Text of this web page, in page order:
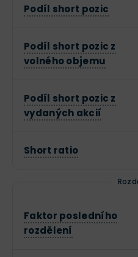
Podíl short pozic
Podíl short pozic z
volného objemu
Podíl short pozic z
vydaných akcií
Short ratio
Faktor posledního
rozdělení